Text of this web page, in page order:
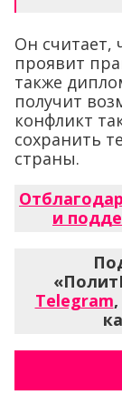
Он считает,
проявит
также
получит
конфликт
сохранить
страны.
и
Telegram,